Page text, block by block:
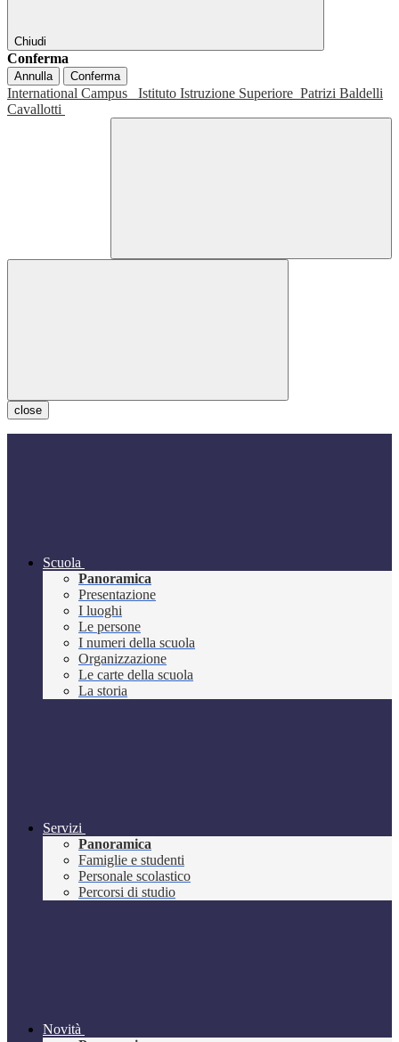
Chiudi
Conferma
Annulla Conferma
International Campus Istituto Istruzione Superiore Patrizi Baldelli
Cavallotti
close
Scuola
Panoramica
Presentazione
I luoghi
Le persone
I numeri della scuola
Organizzazione
Le carte della scuola
La storia
Servizi
Panoramica
Famiglie e studenti
Personale scolastico
Percorsi di studio
Novità